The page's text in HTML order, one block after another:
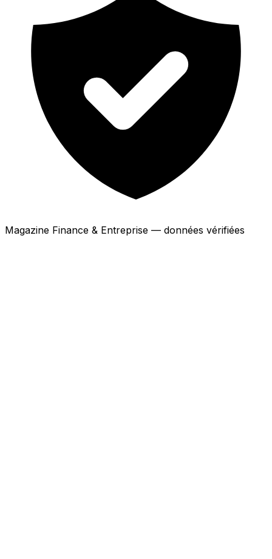
Magazine Finance & Entreprise — données vérifiées